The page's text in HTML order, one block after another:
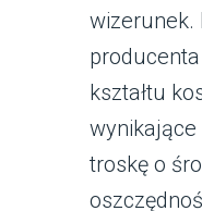
wizerunek.
kształtu
troskę o